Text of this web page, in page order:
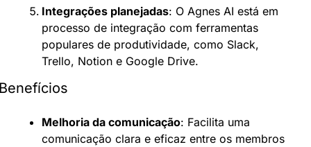
Integrações planejadas: O Agnes AI está em
processo de integração com ferramentas
populares de produtividade, como Slack,
Trello, Notion e Google Drive.
Melhoria da comunicação: Facilita uma
comunicação clara e eficaz entre os membros